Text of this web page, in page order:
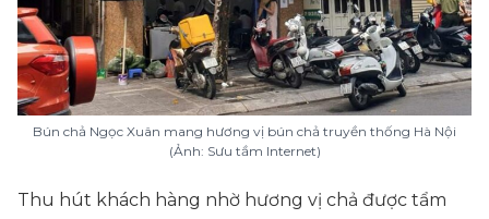
Bún chả Ngọc Xuân mang hương vị bún chả truyền thống Hà Nội
(Ảnh: Sưu tầm Internet)
Thu hút khách hàng nhờ hương vị chả được tẩm